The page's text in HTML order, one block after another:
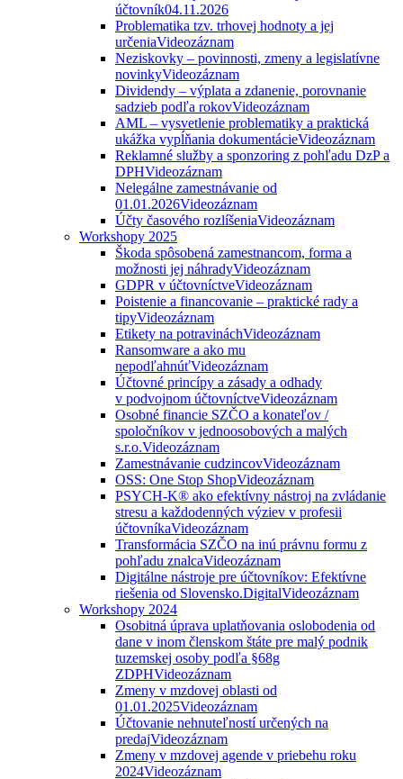
účtovník04.11.2026
Problematika tzv. trhovej hodnoty a jej
určeniaVideozáznam
Neziskovky – povinnosti, zmeny a legislatívne
novinkyVideozáznam
Dividendy – výplata a zdanenie, porovnanie
sadzieb podľa rokovVideozáznam
AML – vysvetlenie problematiky a praktická
ukážka vypĺňania dokumentácieVideozáznam
Reklamné služby a sponzoring z pohľadu DzP a
DPHVideozáznam
Nelegálne zamestnávanie od
01.01.2026Videozáznam
Účty časového rozlíšeniaVideozáznam
Workshopy 2025
Škoda spôsobená zamestnancom, forma a
možnosti jej náhradyVideozáznam
GDPR v účtovníctveVideozáznam
Poistenie a financovanie – praktické rady a
tipyVideozáznam
Etikety na potravináchVideozáznam
Ransomware a ako mu
nepodľahnúťVideozáznam
Účtovné princípy a zásady a odhady
v podvojnom účtovníctveVideozáznam
Osobné financie SZČO a konateľov /
spoločníkov v jednoosobových a malých
s.r.o.Videozáznam
Zamestnávanie cudzincovVideozáznam
OSS: One Stop ShopVideozáznam
PSYCH-K® ako efektívny nástroj na zvládanie
stresu a každodenných výziev v profesii
účtovníkaVideozáznam
Transformácia SZČO na inú právnu formu z
pohľadu znalcaVideozáznam
Digitálne nástroje pre účtovníkov: Efektívne
riešenia od Slovensko.DigitalVideozáznam
Workshopy 2024
Osobitná úprava uplatňovania oslobodenia od
dane v inom členskom štáte pre malý podnik
tuzemskej osoby podľa §68g
ZDPHVideozáznam
Zmeny v mzdovej oblasti od
01.01.2025Videozáznam
Účtovanie nehnuteľností určených na
predajVideozáznam
Zmeny v mzdovej agende v priebehu roku
2024Videozáznam